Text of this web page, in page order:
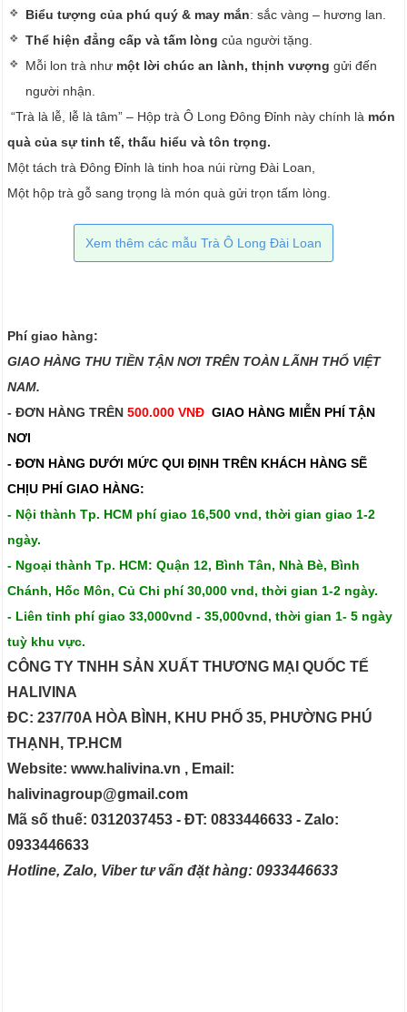
Biểu tượng của phú quý & may mắn: sắc vàng – hương lan.
Thể hiện đẳng cấp và tấm lòng của người tặng.
Mỗi lon trà như một lời chúc an lành, thịnh vượng gửi đến
người nhận.
“Trà là lễ, lễ là tâm” – Hộp trà Ô Long Đông Đỉnh này chính là món
quà của sự tinh tế, thấu hiểu và tôn trọng.
Một tách trà Đông Đỉnh là tinh hoa núi rừng Đài Loan,
Một hộp trà gỗ sang trọng là món quà gửi trọn tấm lòng.
Xem thêm các mẫu Trà Ô Long Đài Loan
Phí giao hàng:
GIAO HÀNG THU TIỀN TẬN NƠI TRÊN TOÀN LÃNH THỔ VIỆT
NAM.​​
- ĐƠN HÀNG TRÊN500.000 VNĐ GIAO HÀNG MIỄN PHÍ TẬN
NƠI
- ĐƠN HÀNG DƯỚI MỨC QUI ĐỊNH TRÊN KHÁCH HÀNG SẼ
CHỊU PHÍ GIAO HÀNG:
- Nội thành Tp. HCM phí giao 16,500 vnd, thời gian giao 1-2
ngày.
- Ngoại thành Tp. HCM: Quận 12, Bình Tân, Nhà Bè, Bình
Chánh, Hốc Môn, Củ Chi phí 30,000 vnd, thời gian 1-2 ngày.
- Liên tỉnh phí giao 33,000vnd - 35,000vnd, thời gian 1- 5 ngày
tuỳ khu vực.
CÔNG TY TNHH SẢN XUẤT THƯƠNG MẠI QUỐC TẾ
HALIVINA
ĐC: 237/70A HÒA BÌNH, KHU PHỐ 35, PHƯỜNG PHÚ
THẠNH, TP.HCM
Website: www.halivina.vn , Email:
halivinagroup@gmail.com
Mã số thuế: 0312037453 - ĐT: 0833446633 - Zalo:
0933446633
Hotline, Zalo, Viber tư vấn đặt hàng: 0933446633